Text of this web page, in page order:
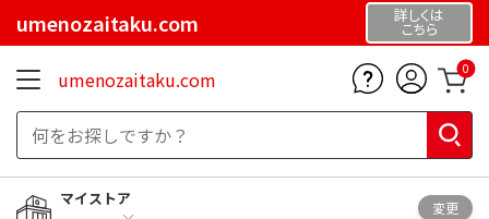
umenozaitaku.com 詳しくは
こちら
umenozaitaku.com 0
マイストア
変更